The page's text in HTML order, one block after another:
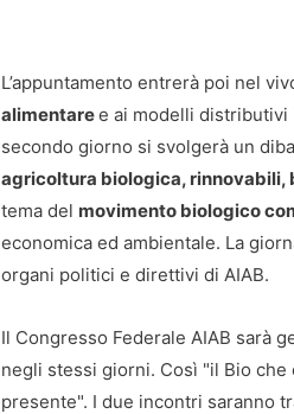
L’appuntamento entrerà poi nel
alimentaree ai modelli distributivi
secondo giorno si svolgerà un
agricoltura biologica, rinnovabili,
tema del movimento biologico
economica ed ambientale. La
organi politici e direttivi di AIAB.
Il Congresso Federale AIAB sarà
negli stessi giorni. Così "il Bio
presente". I due incontri saranno